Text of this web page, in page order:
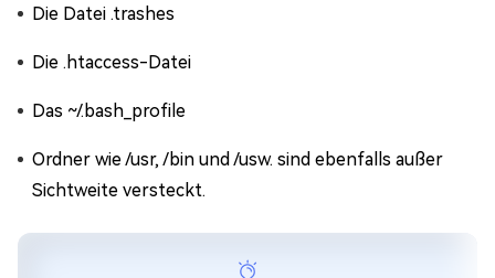
Die Datei .trashes
Die .htaccess-Datei
Das ~/.bash_profile
Ordner wie /usr, /bin und /usw. sind ebenfalls außer
Sichtweite versteckt.